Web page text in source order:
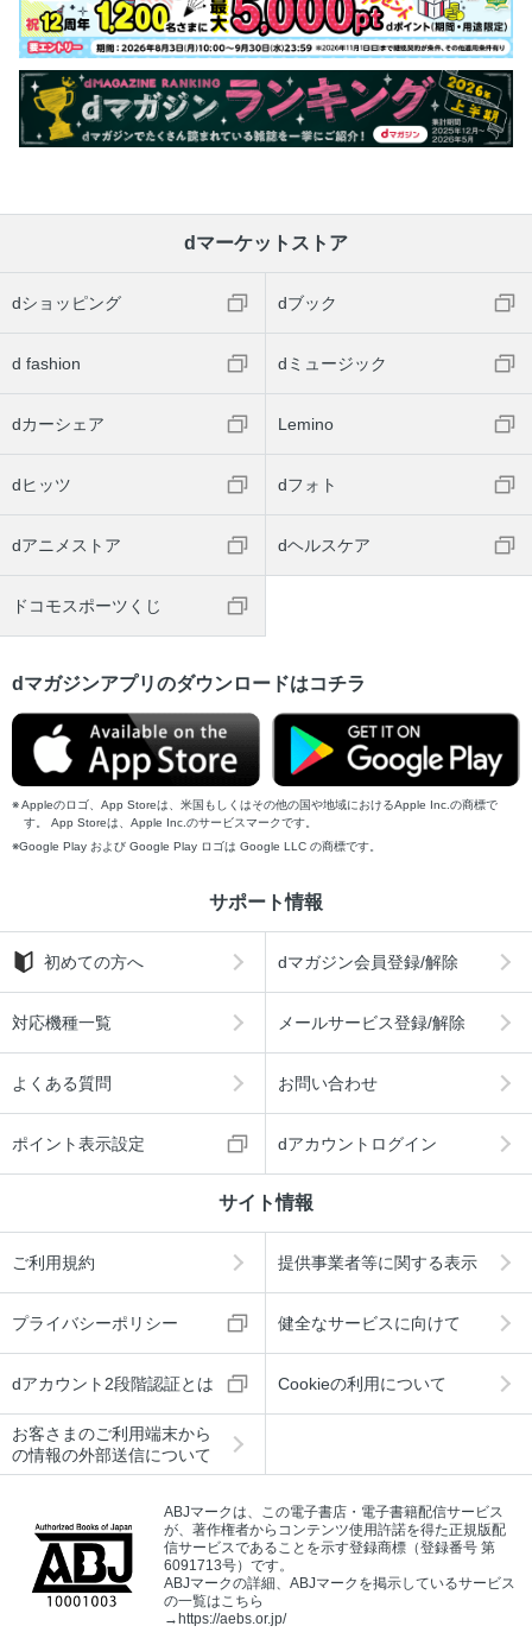
dマーケットストア
dショッピング dブック
d fashion dミュージック
dカーシェア Lemino
dヒッツ dフォト
dアニメストア dヘルスケア
ドコモスポーツくじ
dマガジンアプリのダウンロードはコチラ
Appleのロゴ、App Storeは、米国もしくはその他の国や地域におけるApple Inc.の商標で
す。 App Storeは、Apple Inc.のサービスマークです。
Google Play および Google Play ロゴは Google LLC の商標です。
サポート情報
初めての方へ dマガジン会員登録/解除
対応機種一覧 メールサービス登録/解除
よくある質問 お問い合わせ
ポイント表示設定 dアカウントログイン
サイト情報
ご利用規約 提供事業者等に関する表示
プライバシーポリシー 健全なサービスに向けて
dアカウント2段階認証とは Cookieの利用について
お客さまのご利用端末から
の情報の外部送信について
ABJマークは、この電子書店・電子書籍配信サービス
が、著作権者からコンテンツ使用許諾を得た正規版配
信サービスであることを示す登録商標（登録番号 第
6091713号）です。
ABJマークの詳細、ABJマークを掲示しているサービス
の一覧はこちら
→https://aebs.or.jp/